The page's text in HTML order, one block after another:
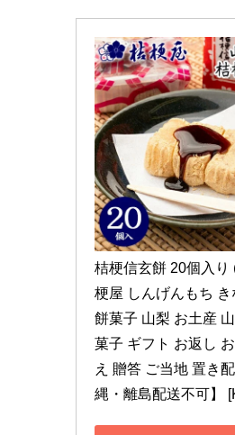
桔梗信玄餅 20個入り
梗屋 しんげんもち
餅菓子 山梨 お土産
菓子 ギフト お返し
え 贈答 ご当地 置き
縄・離島配送不可】